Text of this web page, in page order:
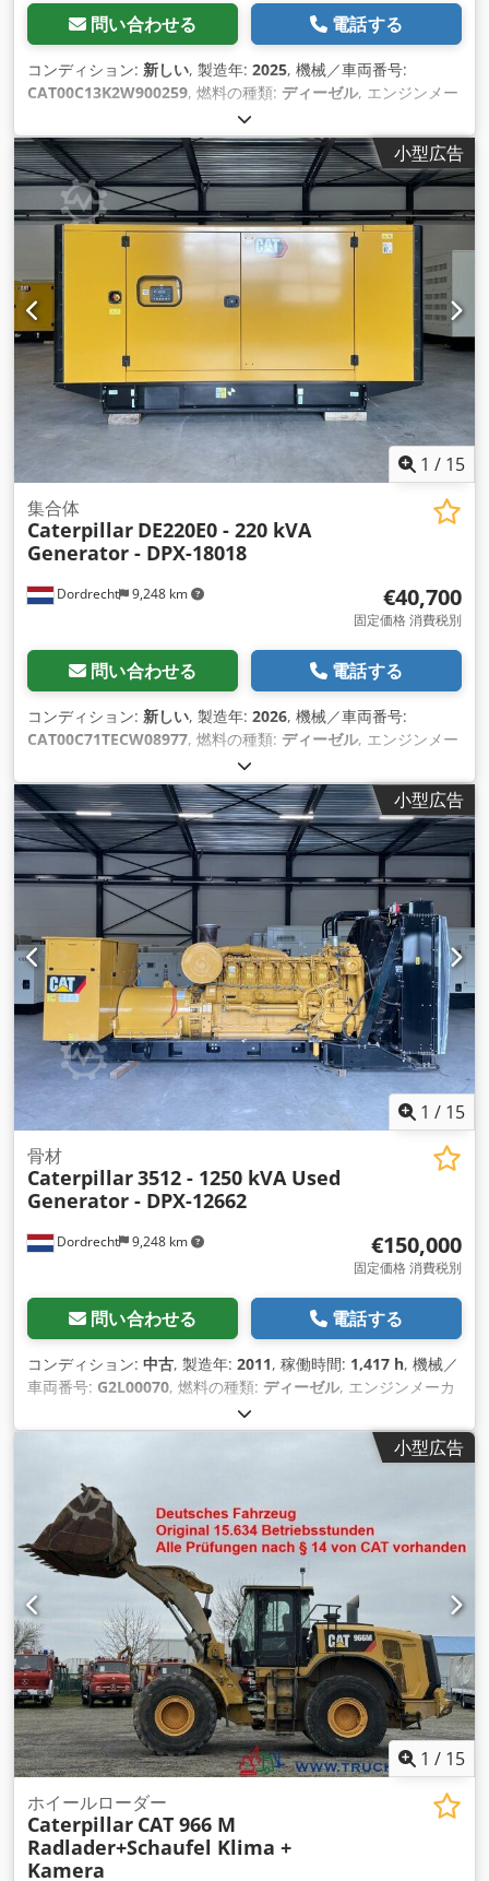
問い合わせる 電話する
コンディション: 新しい, 製造年: 2025, 機械／車両番号:
CAT00C13K2W900259, 燃料の種類: ディーゼル, エンジンメー
小型広告
1 / 15
Dordrecht 9,248 km
集合体
Caterpillar DE220E0 - 220 kVA
Generator - DPX-18018
€40,700
固定価格 消費税別
問い合わせる 電話する
コンディション: 新しい, 製造年: 2026, 機械／車両番号:
CAT00C71TECW08977, 燃料の種類: ディーゼル, エンジンメー
小型広告
1 / 15
Dordrecht 9,248 km
骨材
Caterpillar3512 - 1250 kVA Used
Generator - DPX-12662
€150,000
固定価格 消費税別
問い合わせる 電話する
コンディション: 中古, 製造年: 2011, 稼働時間: 1,417 h, 機械／
車両番号: G2L00070, 燃料の種類: ディーゼル, エンジンメーカ
小型広告
1 / 15
ホイールローダー
Caterpillar CAT 966 M
Radlader+Schaufel Klima +
Kamera